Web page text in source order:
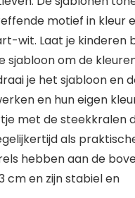
motief in kleur
wit. Laat je kinderen
sjabloon om de
je het sjabloon en
en hun eigen
met de steekkralen
als
hebben aan de
cm en zijn stabiel en